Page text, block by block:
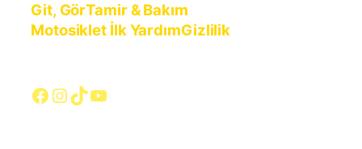
Git, GörTamir & Bakım
Motosiklet İlk YardımGizlilik
Facebook
Instagram
TikTok
YouTube